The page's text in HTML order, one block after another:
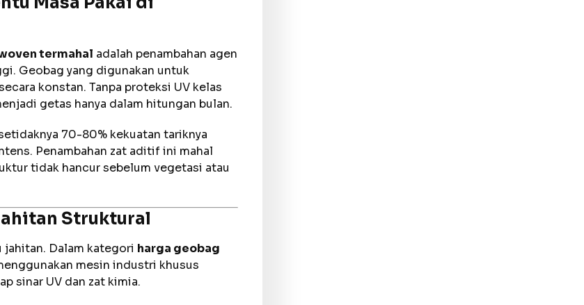
termahal adalah penambahan agen
Geobag yang digunakan untuk
konstan. Tanpa proteksi UV kelas
getas hanya dalam hitungan bulan.
70-80% kekuatan tariknya
Penambahan zat aditif ini mahal
tidak hancur sebelum vegetasi atau
Struktural
jahitan. Dalam kategori harga geobag
mesin industri khusus
sinar UV dan zat kimia.